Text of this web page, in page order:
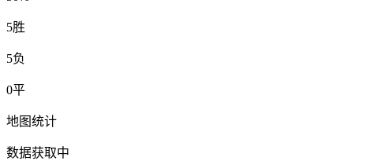
5胜
5负
0平
地图统计
数据获取中